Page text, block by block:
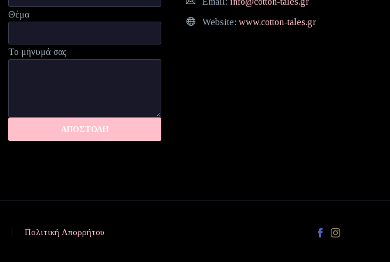
Θέμα
Το μήνυμά σας
Website: www.cotton-tales.gr
Πολιτική Απορρήτου